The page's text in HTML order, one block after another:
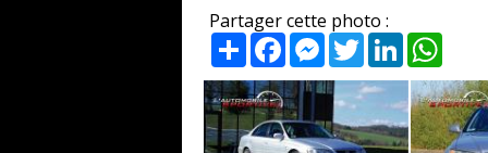
Partager cette photo :
PartagerFacebookMessenger
TwitterLinkedIn